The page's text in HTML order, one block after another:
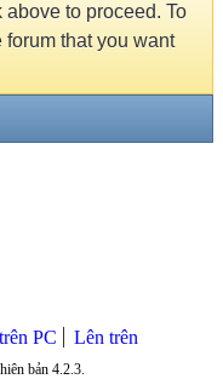
to proceed. To
that you want
PC Lên trên
bản 4.2.3.